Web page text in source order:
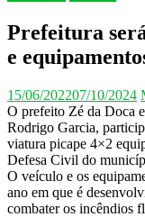
Prefeitura
e
15/06/202207/10/2024
O prefeito Zé da Doca
Rodrigo Garcia,
viatura picape 4×2
Defesa Civil do
O veículo e os
ano em que é
combater os incêndios